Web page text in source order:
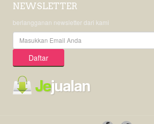
NEWSLETTER
berlangganan newsletter dari kami